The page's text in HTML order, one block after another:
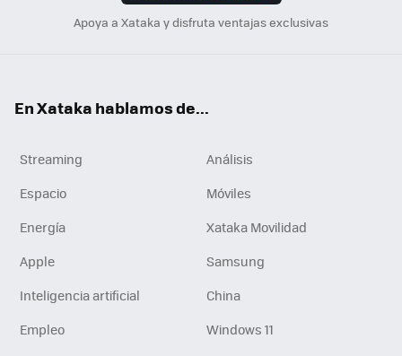
Apoya a Xataka y disfruta ventajas exclusivas
En Xataka hablamos de...
Streaming
Análisis
Espacio
Móviles
Energía
Xataka Movilidad
Apple
Samsung
Inteligencia artificial
China
Empleo
Windows 11